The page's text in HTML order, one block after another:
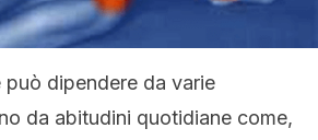
può dipendere da varie
da abitudini quotidiane come,